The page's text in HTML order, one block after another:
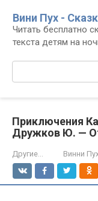
контенту
Вини Пух -
Читать бесплатно
текста детям на
Приключения
Дружков Ю. —
Другие... Винни